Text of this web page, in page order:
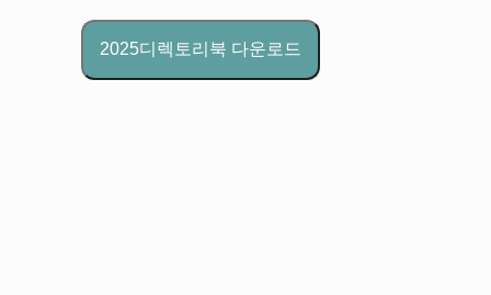
2025디렉토리북 다운로드